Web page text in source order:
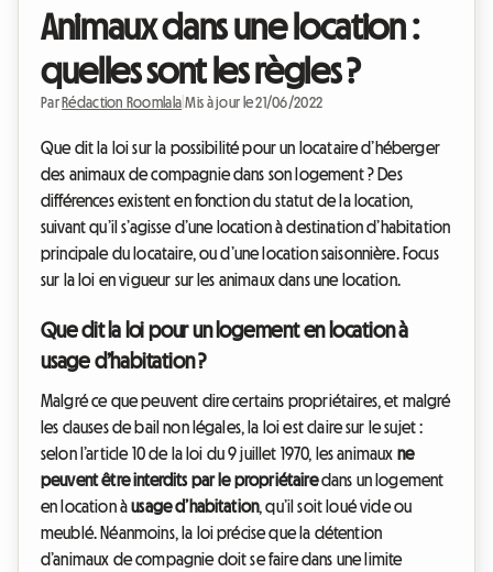
Animaux dans une location :
quelles sont les règles ?
Par Rédaction Roomlala |Mis à jour le 21/06/2022
Que dit la loi sur la possibilité pour un locataire d’héberger
des animaux de compagnie dans son logement ? Des
différences existent en fonction du statut de la location,
suivant qu’il s’agisse d’une location à destination d’habitation
principale du locataire, ou d’une location saisonnière. Focus
sur la loi en vigueur sur les animaux dans une location.
Que dit la loi pour un logement en location à
usage d’habitation ?
Malgré ce que peuvent dire certains propriétaires, et malgré
les clauses de bail non légales, la loi est claire sur le sujet :
selon l’article 10 de la loi du 9 juillet 1970, les animaux ne
peuvent être interdits par le propriétairedans un logement
en location àusage d’habitation, qu’il soit loué vide ou
meublé. Néanmoins, la loi précise que la détention
d’animaux de compagnie doit se faire dans une limite